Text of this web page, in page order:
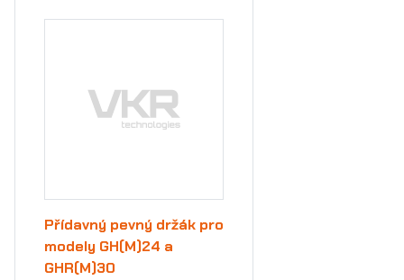
Přídavný pevný držák pro
modely GH(M)24 a
GHR(M)30